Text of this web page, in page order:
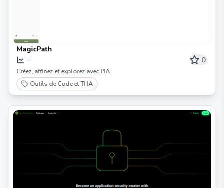
MagicPath
-- 0
Créez, affinez et explorez avec l'IA.
Outils de Code et TI IA